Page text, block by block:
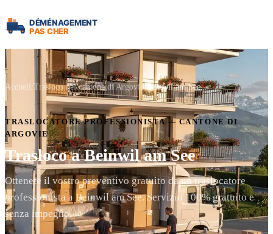
Accueil Trasloco nel cantone di Argovie Beinwil am See
TRASLOCATORE PROFESSIONISTA — CANTONE DI
ARGOVIE
Trasloco a Beinwil am See
Ottenete il vostro preventivo gratuito da un traslocatore
professionista a Beinwil am See. Servizio 100% gratuito e
senza impegno.